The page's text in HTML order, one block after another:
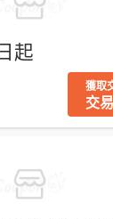
起
獲取
交易